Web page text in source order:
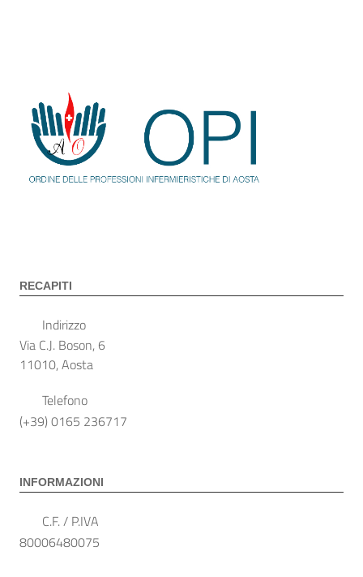
RECAPITI
Indirizzo
Via C.J. Boson, 6
11010, Aosta
Telefono
(+39) 0165 236717
INFORMAZIONI
C.F. / P.IVA
80006480075